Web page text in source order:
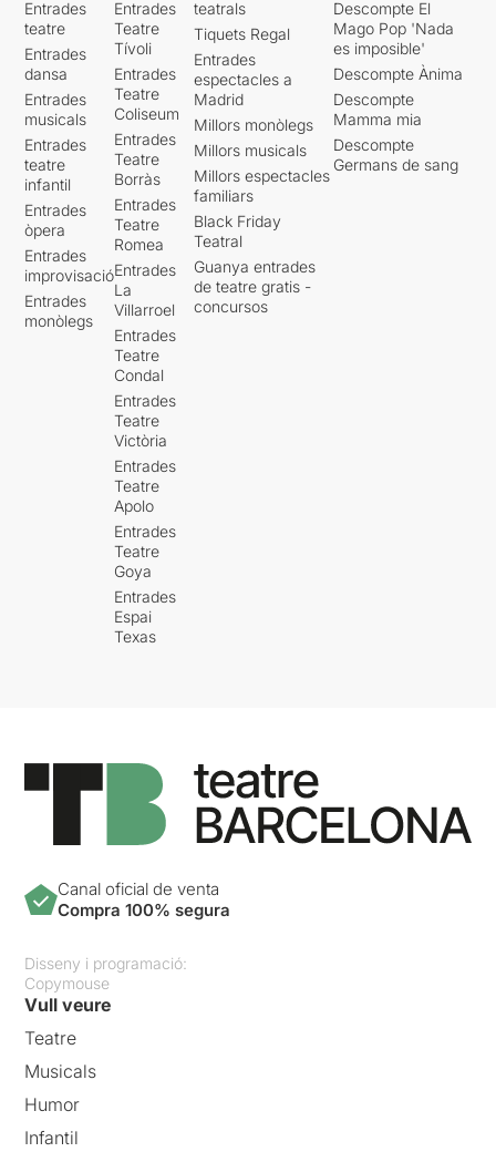
Entrades
teatre
Entrades
dansa
Entrades
musicals
Entrades
teatre
infantil
Entrades
òpera
Entrades
improvisació
Entrades
monòlegs
Entrades
Teatre
Tívoli
Entrades
Teatre
Coliseum
Entrades
Teatre
Borràs
Entrades
Teatre
Romea
Entrades
La
Villarroel
Entrades
Teatre
Condal
Entrades
Teatre
Victòria
Entrades
Teatre
Apolo
Entrades
Teatre
Goya
Entrades
Espai
Texas
teatrals
Tiquets Regal
Entrades
espectacles a
Madrid
Millors monòlegs
Millors musicals
Millors espectacles
familiars
Black Friday
Teatral
Guanya entrades
de teatre gratis -
concursos
Descompte El
Mago Pop 'Nada
es imposible'
Descompte Ànima
Descompte
Mamma mia
Descompte
Germans de sang
Canal oficial de venta
Compra 100% segura
Disseny i programació:
Copymouse
Vull veure
Teatre
Musicals
Humor
Infantil